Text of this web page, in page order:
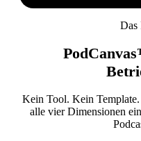
Das
Kein Tool. Kein
alle vier Dimensionen